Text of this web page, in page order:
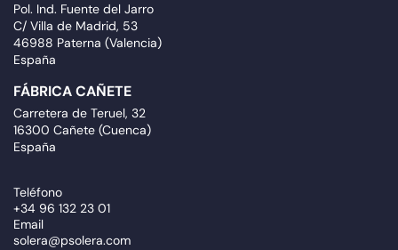
Pol. Ind. Fuente del Jarro
C/ Villa de Madrid, 53
46988 Paterna (Valencia)
España
FÁBRICA CAÑETE
Carretera de Teruel, 32
16300 Cañete (Cuenca)
España
Teléfono
+34 96 132 23 01
Email
solera@psolera.com